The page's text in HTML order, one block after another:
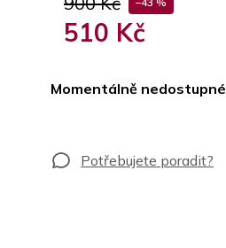
510 Kč
Momentálně nedostupné